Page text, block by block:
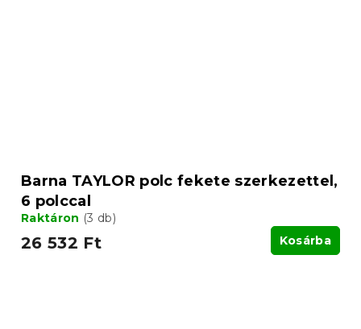
Barna TAYLOR polc fekete szerkezettel,
6 polccal
Raktáron (3 db)
26 532 Ft Kosárba